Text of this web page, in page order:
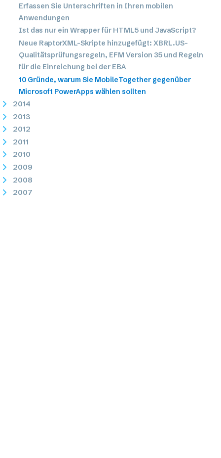
Erfassen Sie Unterschriften in Ihren mobilen
Anwendungen
Ist das nur ein Wrapper für HTML5 und JavaScript?
Neue RaptorXML-Skripte hinzugefügt: XBRL.US-
Qualitätsprüfungsregeln, EFM Version 35 und Regeln
für die Einreichung bei der EBA
10 Gründe, warum Sie MobileTogether gegenüber
Microsoft PowerApps wählen sollten
2014
2013
2012
2011
2010
2009
2008
2007